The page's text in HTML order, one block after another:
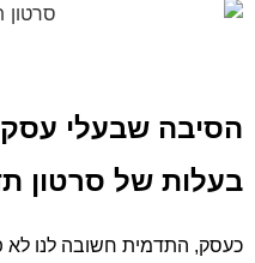
הסיבה שבעלי
בעלות של סרטון
כעסק, התדמית חשובה לנו לא